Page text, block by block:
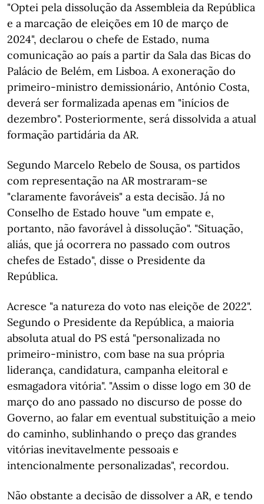
"Optei pela dissolução da Assembleia da República
e a marcação de eleições em 10 de março de
2024", declarou o chefe de Estado, numa
comunicação ao país a partir da Sala das Bicas do
Palácio de Belém, em Lisboa. A exoneração do
primeiro-ministro demissionário, António Costa,
deverá ser formalizada apenas em "inícios de
dezembro". Posteriormente, será dissolvida a atual
formação partidária da AR.
Segundo Marcelo Rebelo de Sousa, os partidos
com representação na AR mostraram-se
"claramente favoráveis" a esta decisão. Já no
Conselho de Estado houve "um empate e,
portanto, não favorável à dissolução". "Situação,
aliás, que já ocorrera no passado com outros
chefes de Estado", disse o Presidente da
República.
Acresce "a natureza do voto nas eleiçõe de 2022".
Segundo o Presidente da República, a maioria
absoluta atual do PS está "personalizada no
primeiro-ministro, com base na sua própria
liderança, candidatura, campanha eleitoral e
esmagadora vitória". "Assim o disse logo em 30 de
março do ano passado no discurso de posse do
Governo, ao falar em eventual substituição a meio
do caminho, sublinhando o preço das grandes
vitórias inevitavelmente pessoais e
intencionalmente personalizadas", recordou.
Não obstante a decisão de dissolver a AR, e tendo